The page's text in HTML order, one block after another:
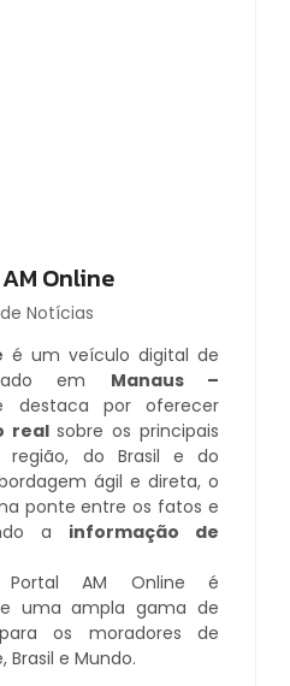
Online
Notícias
é um veículo digital de
em Manaus –
destaca por oferecer
realsobre os principais
região, do Brasil e do
ágil e direta, o
ponte entre os fatos e
a informação de
AM Online é
uma ampla gama de
os moradores de
Brasil e Mundo.